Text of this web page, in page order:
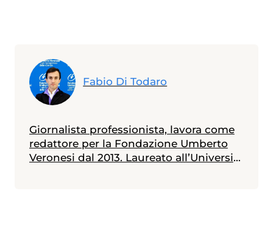
Fabio Di Todaro
Giornalista professionista, lavora come
redattore per la Fondazione Umberto
Veronesi dal 2013. Laureato all’Università